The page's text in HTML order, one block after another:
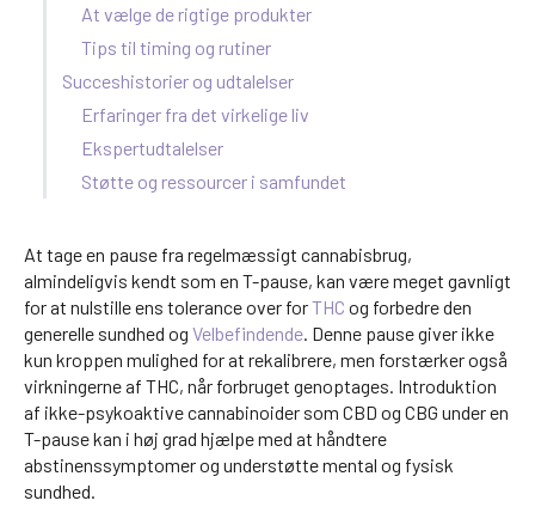
At vælge de rigtige produkter
Tips til timing og rutiner
Succeshistorier og udtalelser
Erfaringer fra det virkelige liv
Ekspertudtalelser
Støtte og ressourcer i samfundet
At tage en pause fra regelmæssigt cannabisbrug,
almindeligvis kendt som en T-pause, kan være meget gavnligt
for at nulstille ens tolerance over forTHC og forbedre den
generelle sundhed og Velbefindende. Denne pause giver ikke
kun kroppen mulighed for at rekalibrere, men forstærker også
virkningerne af THC, når forbruget genoptages. Introduktion
af ikke-psykoaktive cannabinoider som CBD og CBG under en
T-pause kan i høj grad hjælpe med at håndtere
abstinenssymptomer og understøtte mental og fysisk
sundhed.